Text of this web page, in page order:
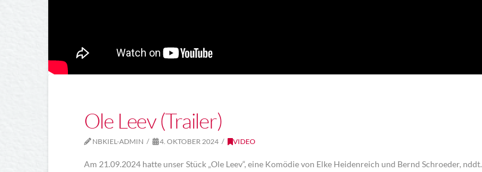
Ole Leev (Trailer)
NBKIEL-ADMIN 4. OKTOBER 2024 VIDEO
Am 21.09.2024 hatte unser Stück „Ole Leev“, eine Komödie von Elke Heidenreich und Bernd Schroeder, nddt.